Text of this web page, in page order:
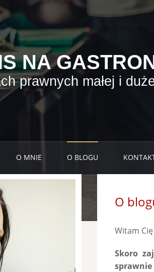
NA
prawnych małej i
O MNIE O BLOGU
O
Witam
Skoro
sprawnie